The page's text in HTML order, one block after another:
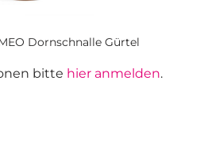
Dornschnalle Gürtel
bitte hier anmelden.